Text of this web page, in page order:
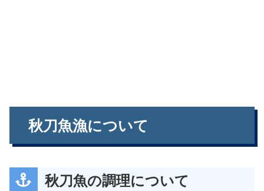
秋刀魚漁について
秋刀魚の調理について